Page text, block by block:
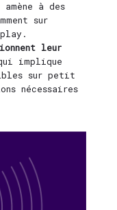
à des
sur
leur
implique
sur petit
nécessaires